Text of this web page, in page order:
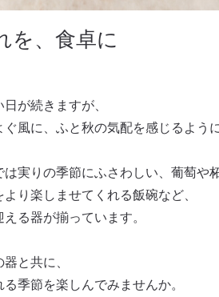
を、食卓に
が続きますが、
風に、ふと秋の気配を感じるよう
実りの季節にふさわしい、葡萄や
り楽しませてくれる飯碗など、
る器が揃っています。
と共に、
季節を楽しんでみませんか。